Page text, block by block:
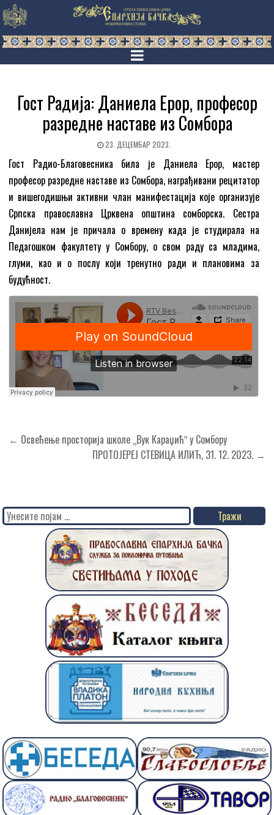
Гост Радија: Даниела Ерор, професор
разредне наставе из Сомбора
23. ДЕЦЕМБАР 2023.
Гост Радио-Благовесника била је Даниела Ерор, мастер
професор разредне наставе из Сомбора, награђивани рецитатор
и вишегодишњи активни члан манифестација које организује
Српска православна Црквена општина сомборска. Сестра
Данијела нам је причала о времену када је студирала на
Педагошком факултету у Сомбору, о свом раду са младима,
глуми, као и о послу који тренутно ради и плановима за
будућност.
Кретање
← Освећење просторија школе „Вук Караџићˮ у Сомбору
ПРОТОЈЕРЕЈ СТЕВИЦА ИЛИЋ, 31. 12. 2023. →
Search
for: